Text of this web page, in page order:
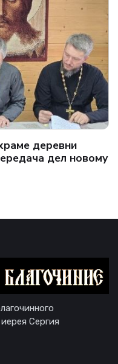
деревни
дел новому
Сергия